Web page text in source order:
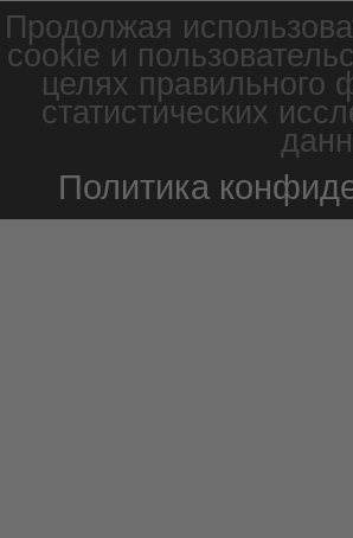
Продолжая
cookie и
целях правильного
статистических
Политика